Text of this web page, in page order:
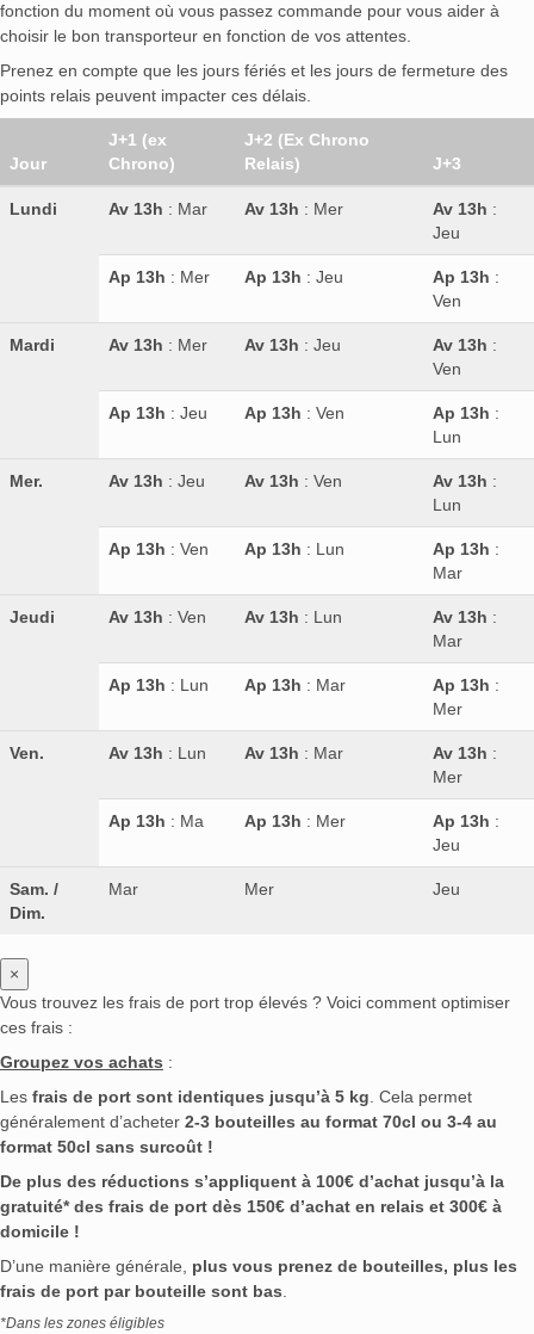
fonction du moment où vous passez commande pour vous aider à
choisir le bon transporteur en fonction de vos attentes.
Prenez en compte que les jours fériés et les jours de fermeture des
points relais peuvent impacter ces délais.
Jour
J+1 (ex
Chrono)
J+2 (Ex Chrono
Relais)
J+3
Lundi Av 13h : Mar Av 13h : Mer Av 13h :
Jeu
Ap 13h : Mer Ap 13h : Jeu Ap 13h :
Ven
Mardi Av 13h : Mer Av 13h : Jeu Av 13h :
Ven
Ap 13h : Jeu Ap 13h : Ven Ap 13h :
Lun
Mer. Av 13h : Jeu Av 13h : Ven Av 13h :
Lun
Ap 13h : Ven Ap 13h : Lun Ap 13h :
Mar
Jeudi Av 13h : Ven Av 13h : Lun Av 13h :
Mar
Ap 13h : Lun Ap 13h : Mar Ap 13h :
Mer
Ven. Av 13h : Lun Av 13h : Mar Av 13h :
Mer
Ap 13h : Ma Ap 13h : Mer Ap 13h :
Jeu
Sam. /
Dim.
Mar Mer Jeu
×
Vous trouvez les frais de port trop élevés ? Voici comment optimiser
ces frais :
Groupez vos achats :
Les frais de port sont identiques jusqu’à 5 kg. Cela permet
généralement d’acheter 2-3 bouteilles au format 70cl ou 3-4 au
format 50cl sans surcoût !
De plus des réductions s’appliquent à 100€ d’achat jusqu’à la
gratuité* des frais de port dès 150€ d’achat en relais et 300€ à
domicile !
D’une manière générale, plus vous prenez de bouteilles, plus les
frais de port par bouteille sont bas.
*Dans les zones éligibles